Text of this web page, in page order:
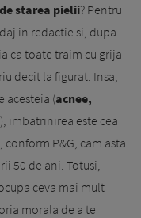
starea pielii? Pentru
in redactie si, dupa
ca toate traim cu grija
decit la figurat. Insa,
acesteia (acnee,
), im­ba­trinirea este cea
P&G, cam asta
50 de ani. Totusi,
ceva mai mult
morala de a te